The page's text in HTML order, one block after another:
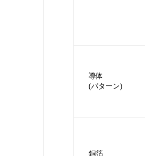
導体
(パターン)
銅箔